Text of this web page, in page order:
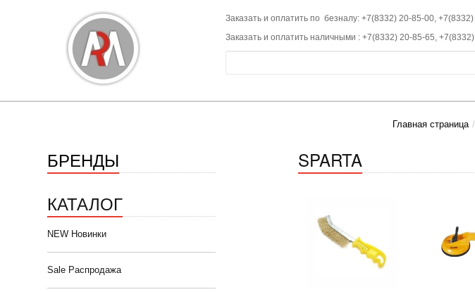
Заказать и оплатить по безналу: +7(8332) 20-85-00, +7(8332)
Заказать и оплатить наличными : +7(8332) 20-85-65, +7(8332)
Главная страница
БРЕНДЫ
КАТАЛОГ
NEW Новинки
Sale Распродажа
SPARTA